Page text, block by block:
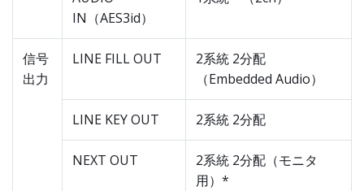
IN（AES3id）
信号
出力
LINE FILL OUT
2系統 2分配
（Embedded Audio）
LINE KEY OUT 2系統 2分配
NEXT OUT
2系統 2分配（モニタ
用）*